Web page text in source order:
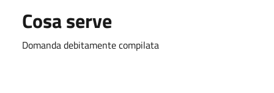
Cosa serve
Domanda debitamente compilata